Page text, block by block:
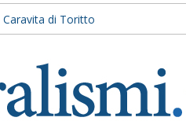
di Toritto